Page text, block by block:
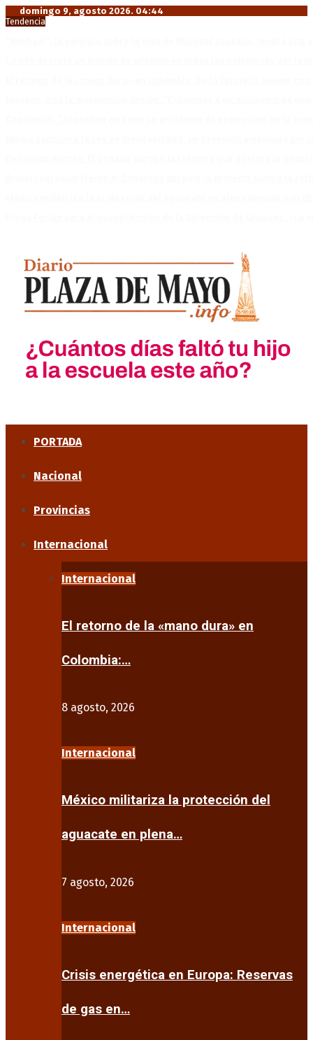
domingo 9, agosto 2026. 04:44
Tendencia
PORTADA
Nacional
Provincias
Internacional
Internacional
El retorno de la «mano dura» en
Colombia:…
8 agosto, 2026
Internacional
México militariza la protección del
aguacate en plena…
7 agosto, 2026
Internacional
Crisis energética en Europa: Reservas
de gas en…